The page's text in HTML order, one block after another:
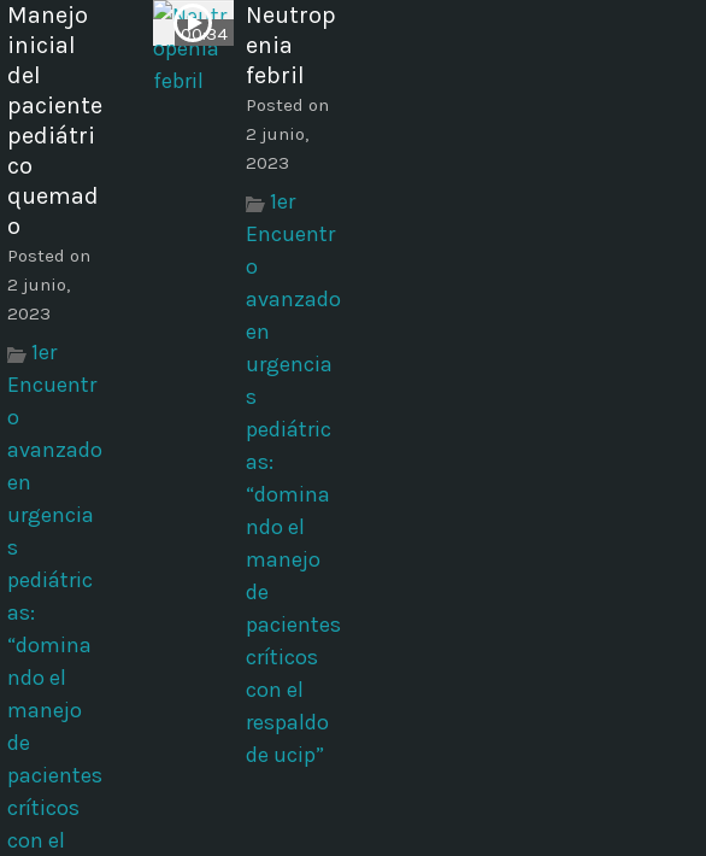
Manejo
inicial
del
paciente
pediátri
co
quemad
o
Posted on
2 junio,
2023
1er
Encuentr
o
avanzado
en
urgencia
s
pediátric
as:
“domina
ndo el
manejo
de
pacientes
críticos
con el
00:34
Neutrop
enia
febril
Posted on
2 junio,
2023
1er
Encuentr
o
avanzado
en
urgencia
s
pediátric
as:
“domina
ndo el
manejo
de
pacientes
críticos
con el
respaldo
de ucip”